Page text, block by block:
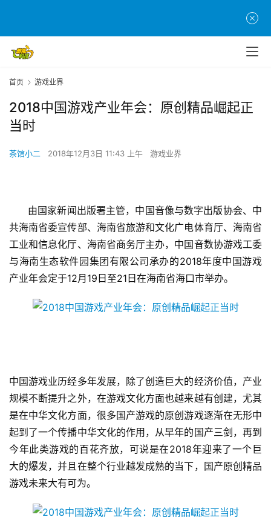
首页 游戏业界
2018中国游戏产业年会：原创精品崛起正
当时
茶馆小二 2018年12月3日 11:43 上午 游戏业界
由国家新闻出版署主管，中国音像与数字出版协会、中
共海南省委宣传部、海南省旅游和文化广电体育厅、海南省
工业和信息化厅、海南省商务厅主办，中国音数协游戏工委
与海南生态软件园集团有限公司承办的2018年度中国游戏
产业年会定于12月19日至21日在海南省海口市举办。
中国游戏业历经多年发展，除了创造巨大的经济价值，产业
规模不断提升之外，在游戏文化方面也越来越有创建，尤其
是在中华文化方面，很多国产游戏的原创游戏逐渐在无形中
起到了一个传播中华文化的作用，从早年的国产三剑，再到
今年此类游戏的百花齐放，可说是在2018年迎来了一个巨
大的爆发，并且在整个行业越发成熟的当下，国产原创精品
游戏未来大有可为。